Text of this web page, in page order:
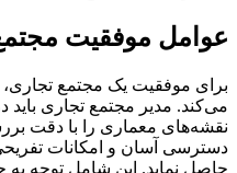
عوامل موفقیت
برای موفقیت یک مجتمع
می‌کند. مدیر مجتمع تجاری
نقشه‌های معماری را با دقت
دسترسی آسان و امکانات
حاصل نماید. این شامل توجه به